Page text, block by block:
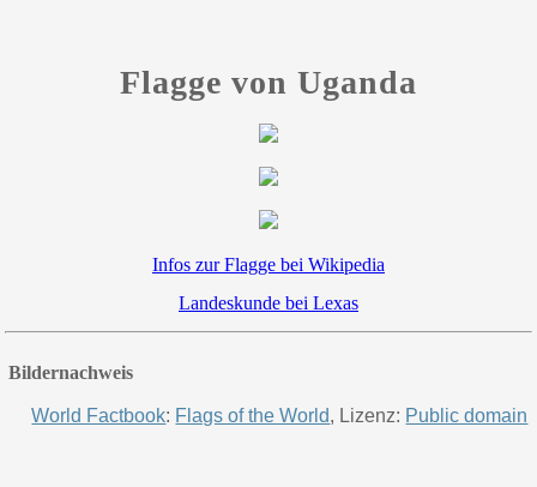
Flagge von Uganda
Infos zur Flagge bei Wikipedia
Landeskunde bei Lexas
Bildernachweis
World Factbook: Flags of the World, Lizenz: Public domain